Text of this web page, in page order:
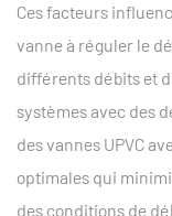
Ces facteurs
vanne à réguler le
différents débits et
systèmes avec des
des vannes UPVC
optimales qui
des conditions de